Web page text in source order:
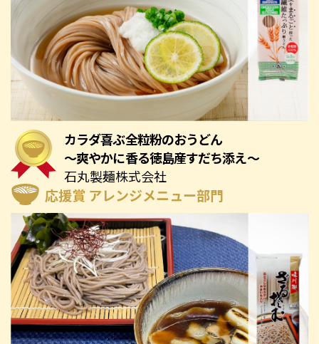
カラダ喜ぶ全粒粉のおうどん
～爽やかに香る徳島産すだち添え～
石丸製麺株式会社
応援賞 アレンジメニュー部門